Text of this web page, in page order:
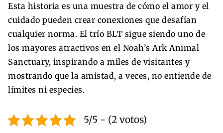
Esta historia es una muestra de cómo el amor y el
cuidado pueden crear conexiones que desafían
cualquier norma. El trío BLT sigue siendo uno de
los mayores atractivos en el Noah’s Ark Animal
Sanctuary, inspirando a miles de visitantes y
mostrando que la amistad, a veces, no entiende de
límites ni especies.
5/5 - (2 votos)